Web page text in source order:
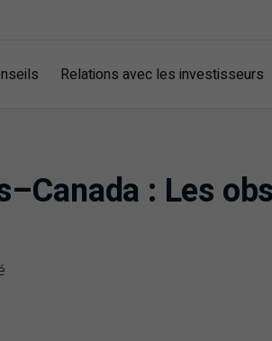
Relations avec les investisseurs
: Les